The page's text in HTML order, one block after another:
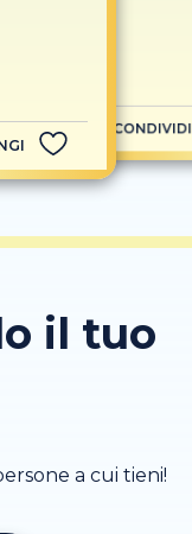
CONDIVIDI
il tuo
a cui tieni!